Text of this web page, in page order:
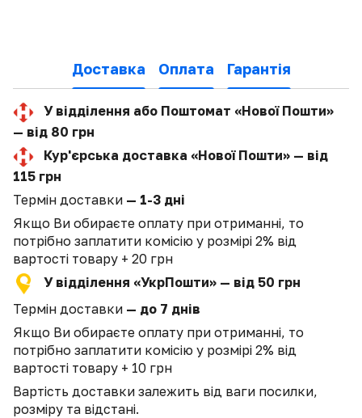
Доставка Оплата Гарантія
У відділення або Поштомат «Нової Пошти»
— від 80 грн
Кур'єрська доставка «Нової Пошти» — від
115 грн
Термін доставки — 1-3 дні
Якщо Ви обираєте оплату при отриманні, то
потрібно заплатити комісію у розмірі 2% від
вартості товару + 20 грн
У відділення «УкрПошти» — від 50 грн
Термін доставки — до 7 днів
Якщо Ви обираєте оплату при отриманні, то
потрібно заплатити комісію у розмірі 2% від
вартості товару + 10 грн
Вартість доставки залежить від ваги посилки,
розміру та відстані.